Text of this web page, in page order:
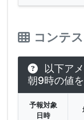
コンテ
以下ア
朝9時の値
予報対象
日時